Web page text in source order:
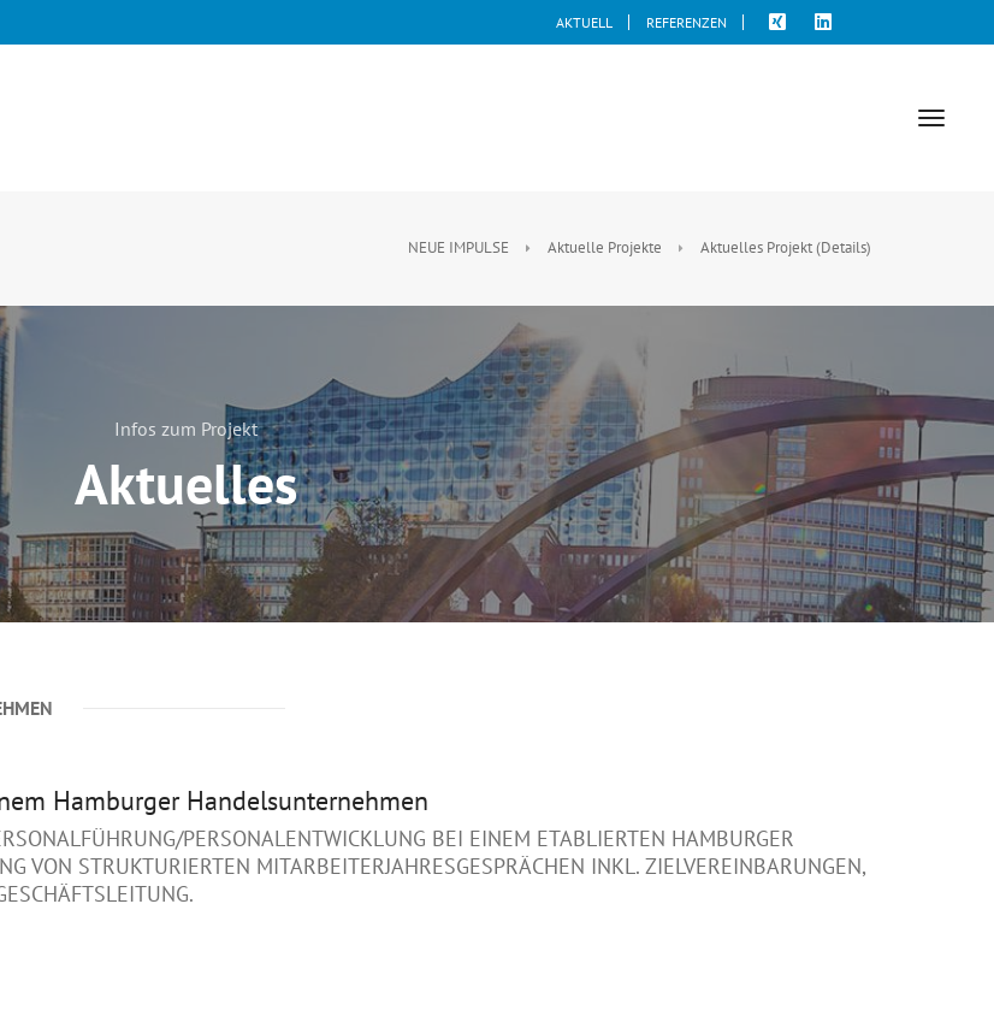
AKTUELL REFERENZEN
toggle
NEUE IMPULSE Aktuelle Projekte Aktuelles Projekt (Details)
Infos zum Projekt
Aktuelles
Hamburger Handelsunternehmen
PERSONALENTWICKLUNG BEI EINEM ETABLIERTEN HAMBURGER
VON STRUKTURIERTEN MITARBEITERJAHRESGESPRÄCHEN INKL. ZIELVEREINBARUNGEN,